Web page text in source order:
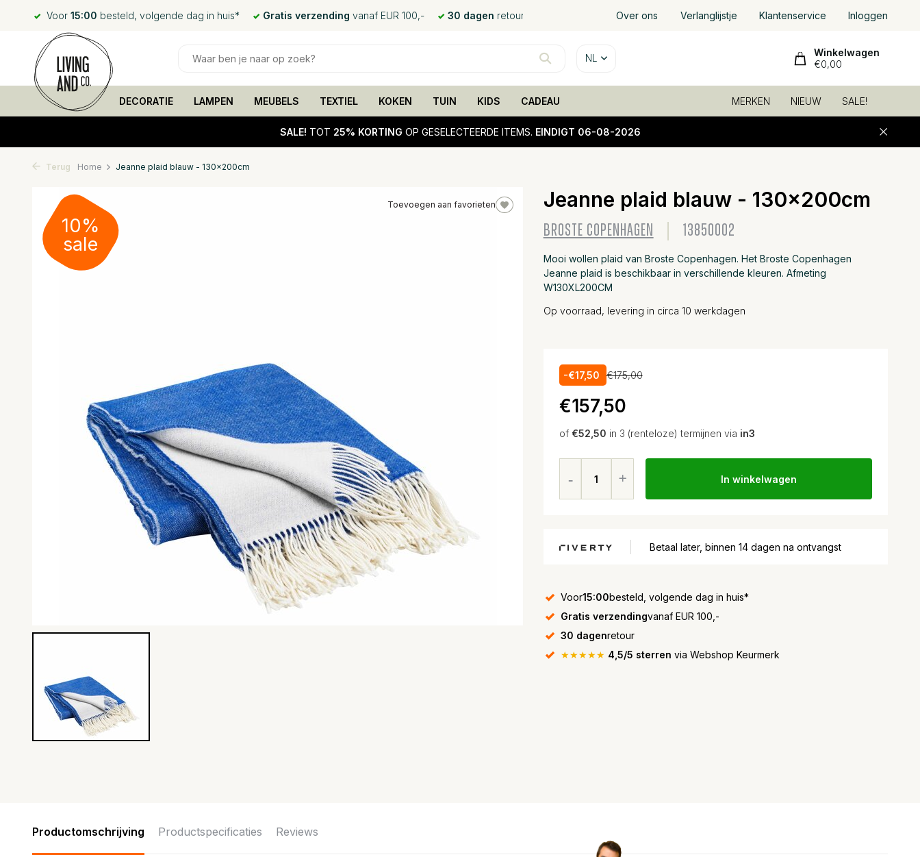
Voor 15:00 besteld, volgende dag in huis* Gratis verzending vanaf EUR 100,- 30 dagen retour Over ons Verlanglijstje Klantenservice Inloggen
NL
Winkelwagen
€0,00
DECORATIE LAMPEN MEUBELS TEXTIEL KOKEN TUIN KIDS CADEAU MERKEN NIEUW SALE!
SALE! TOT 25% KORTING OP GESELECTEERDE ITEMS. EINDIGT 06-08-2026
Terug Home Jeanne plaid blauw - 130x200cm
Toevoegen aan favorieten
10%
sale
Jeanne plaid blauw - 130x200cm
BROSTE COPENHAGEN 13850002
Mooi wollen plaid van Broste Copenhagen. Het Broste Copenhagen
Jeanne plaid is beschikbaar in verschillende kleuren. Afmeting
W130XL200CM
Op voorraad, levering in circa 10 werkdagen
-€17,50 €175,00
€157,50
of €52,50 in 3 (renteloze) termijnen via in3
In winkelwagen
Betaal later, binnen 14 dagen na ontvangst
Voor15:00besteld, volgende dag in huis*
Gratis verzendingvanaf EUR 100,-
30 dagenretour
★★★★★ 4,5/5 sterren via Webshop Keurmerk
Productomschrijving Productspecificaties Reviews